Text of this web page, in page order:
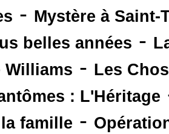
- Mystère à Saint-
belles années -
Williams - Les
: L'Héritage
famille -